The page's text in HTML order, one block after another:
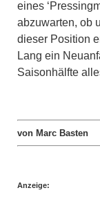
eines
abzuwarten, ob
dieser Position
Lang ein
Saisonhälfte
von Marc Basten
Anzeige: